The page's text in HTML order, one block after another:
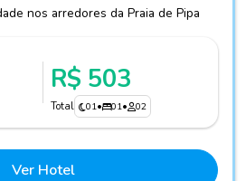
nos arredores da Praia de Pipa
R$ 503
Total 01• 01• 02
Ver Hotel